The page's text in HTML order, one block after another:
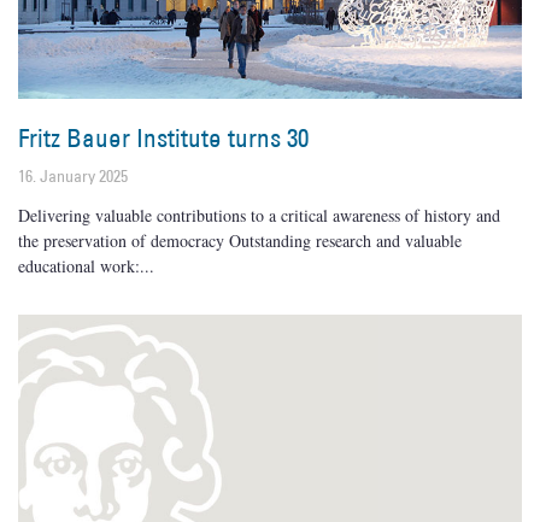
Fritz Bauer Institute turns 30
16. January 2025
Delivering valuable contributions to a critical awareness of history and
the preservation of democracy Outstanding research and valuable
educational work: